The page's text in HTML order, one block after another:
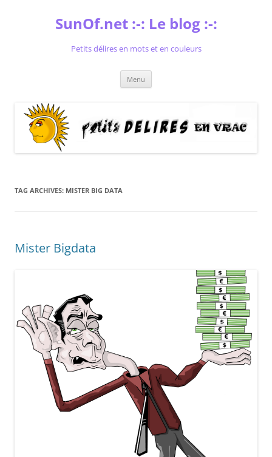
SunOf.net :-: Le blog :-:
Petits délires en mots et en couleurs
Menu
TAG ARCHIVES: MISTER BIG DATA
Mister Bigdata